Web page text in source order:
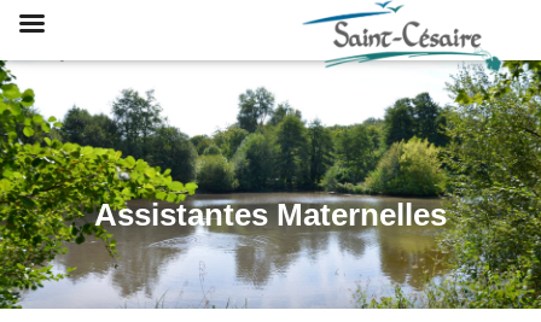
Assistantes Maternelles